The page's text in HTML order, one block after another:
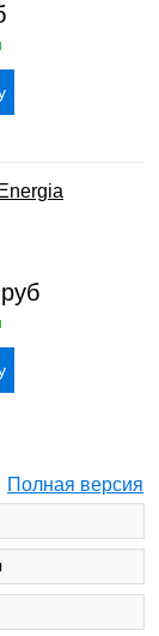
руб
Полная версия